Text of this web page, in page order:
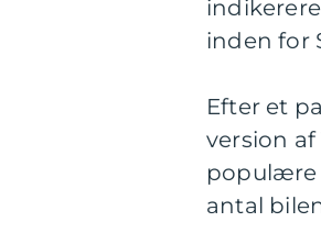
inden for
Efter et
version af
populære
antal